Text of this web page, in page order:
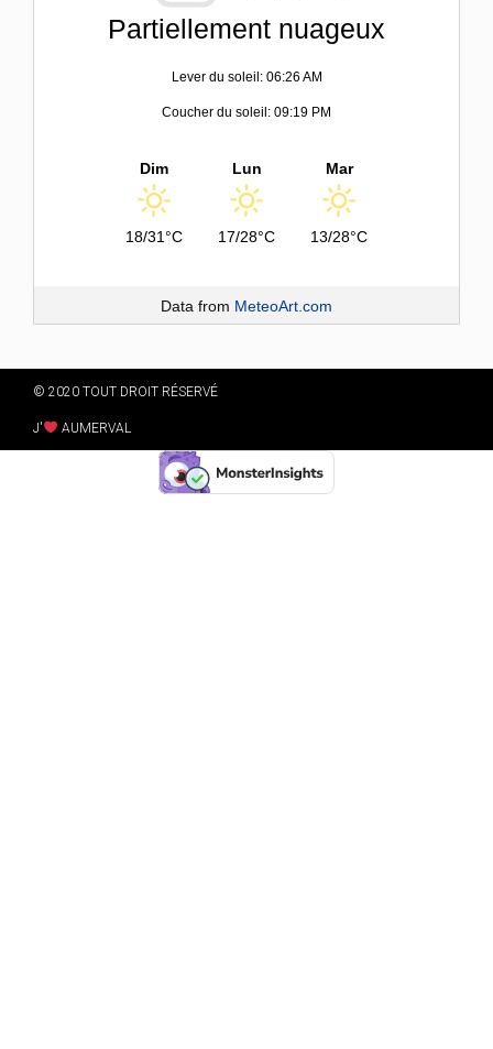
Partiellement nuageux
Lever du soleil: 06:26 AM
Coucher du soleil: 09:19 PM
Dim
18/31°C
Lun
17/28°C
Mar
13/28°C
Data from MeteoArt.com
© 2020 TOUT DROIT RÉSERVÉ
J' AUMERVAL